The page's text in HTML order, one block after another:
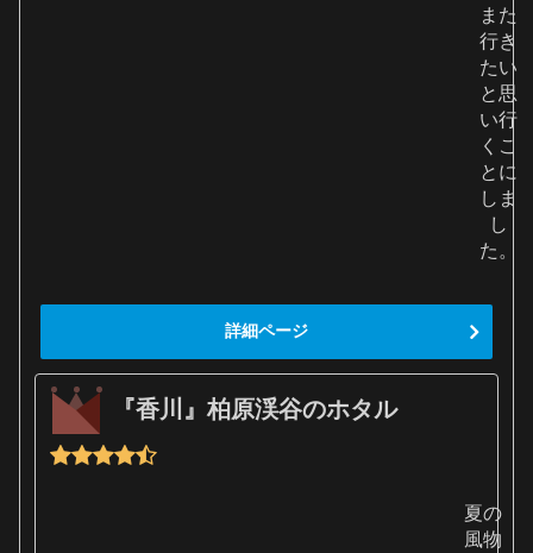
また
行き
たい
と思
い行
くこ
とに
しま
し
た。
詳細ページ
『香川』柏原渓谷のホタル
夏の
風物